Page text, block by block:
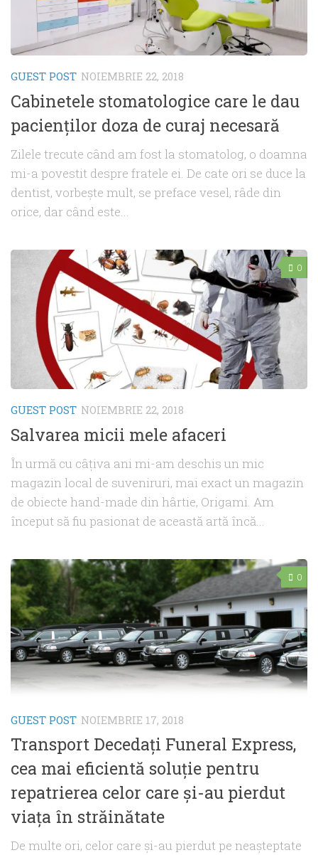
GUEST POST NOIEMBRIE 22, 2018
Cabinetele stomatologice care le dau
pacienţilor doza de curaj necesară
Zilele trecute când am fost la stomatolog, o doamna
mi-a povestit despre fratele ei. De cate ori se duce la
dentist, vorbeşte mult, se preface vesel, râde din
orice, dar când este...
0
GUEST POST NOIEMBRIE 22, 2018
Salvarea micii mele afaceri
În urmă cu câțiva ani mi-am deschis un mic
magazin local de suveniruri, mai exact un magazin
de obiecte hand-made din hârtie, Origami. Am
început să fiu pasionat de această artă încă...
0
GUEST POST NOIEMBRIE 17, 2018
Transport Decedați Funeral Express,
cea mai eficientă soluție pentru
repatrierea celor care și-au pierdut
viața în străinătate
De multe ori, celor care și-au pierdut pe neașteptate